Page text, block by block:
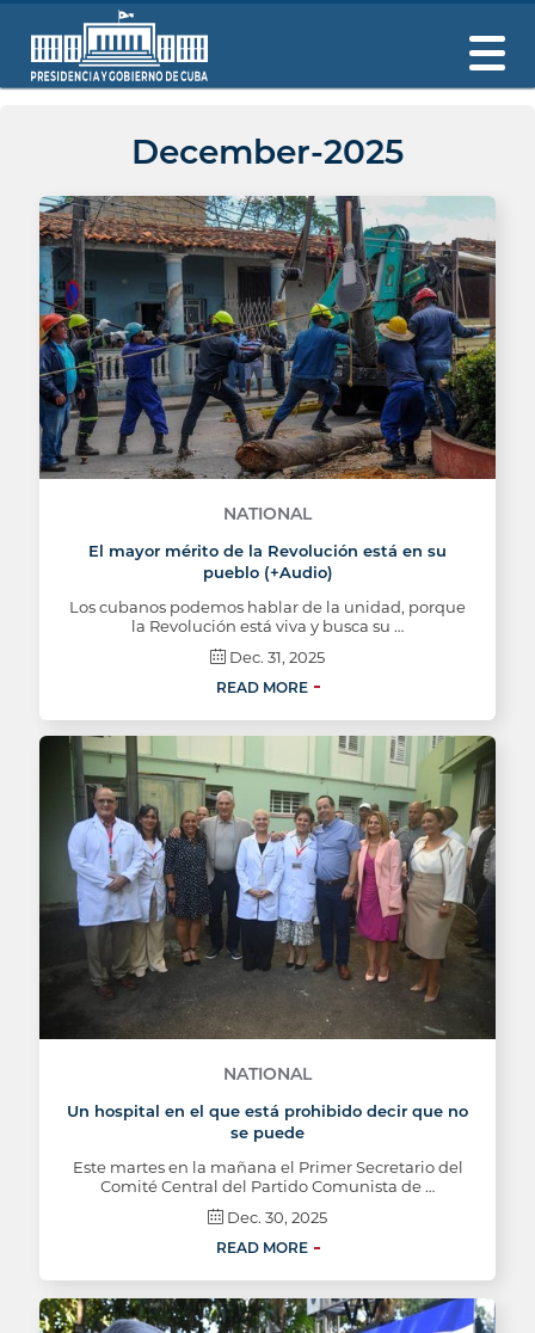
December-2025
NATIONAL
El mayor mérito de la Revolución está en su
pueblo (+Audio)
Los cubanos podemos hablar de la unidad, porque
la Revolución está viva y busca su …
Dec. 31, 2025
READ MORE
NATIONAL
Un hospital en el que está prohibido decir que no
se puede
Este martes en la mañana el Primer Secretario del
Comité Central del Partido Comunista de …
Dec. 30, 2025
READ MORE